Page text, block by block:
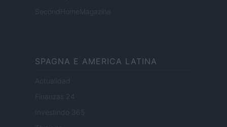
SecondHomeMagazine
SPAGNA E AMERICA LATINA
Actualidad
Finanzas 24
Investindo 365